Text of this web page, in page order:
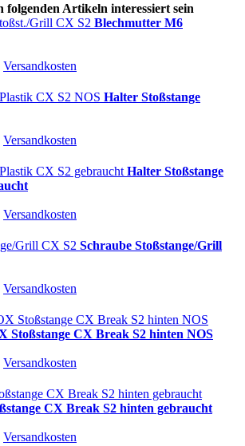
folgenden Artikeln interessiert sein
Blechmutter M6
Versandkosten
Halter Stoßstange
Versandkosten
Halter Stoßstange
Versandkosten
Schraube Stoßstange/Grill
Versandkosten
Stoßstange CX Break S2 hinten NOS
Versandkosten
CX Break S2 hinten gebraucht
Versandkosten